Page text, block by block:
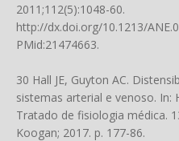
2011;112(5):1048-60.
http://dx.doi.org/10.1213/
PMid:21474663.
30 Hall JE, Guyton AC.
sistemas arterial e venoso. In:
Tratado de fisiologia médica.
Koogan; 2017. p. 177-86.